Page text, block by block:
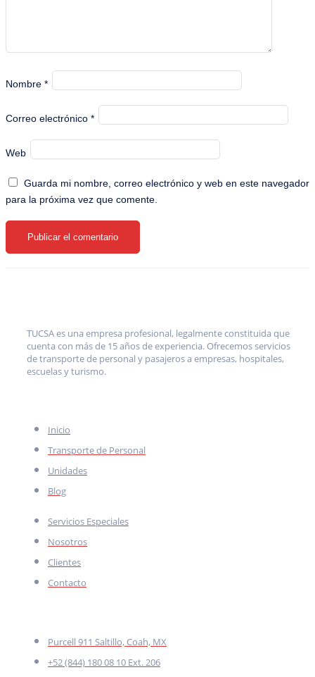
Nombre *
Correo electrónico *
Web
Guarda mi nombre, correo electrónico y web en este navegador
para la próxima vez que comente.
TUCSA es una empresa profesional, legalmente constituida que
cuenta con más de 15 años de experiencia. Ofrecemos servicios
de transporte de personal y pasajeros a empresas, hospitales,
escuelas y turismo.
Inicio
Transporte de Personal
Unidades
Blog
Servicios Especiales
Nosotros
Clientes
Contacto
Purcell 911 Saltillo, Coah, MX
+52 (844) 180 08 10 Ext. 206